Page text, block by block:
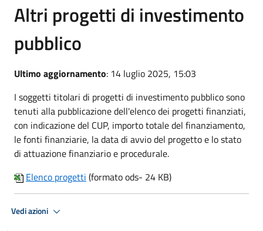
Altri progetti di investimento
pubblico
Ultimo aggiornamento: 14 luglio 2025, 15:03
I soggetti titolari di progetti di investimento pubblico sono
tenuti alla pubblicazione dell'elenco dei progetti finanziati,
con indicazione del CUP, importo totale del finanziamento,
le fonti finanziarie, la data di avvio del progetto e lo stato
di attuazione finanziario e procedurale.
Elenco progetti (formato ods- 24 KB)
Vedi azioni